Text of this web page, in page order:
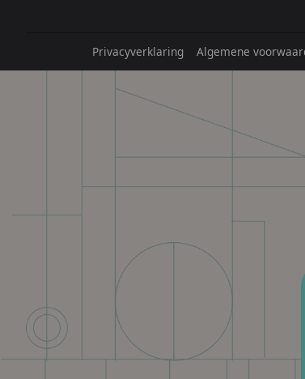
Privacyverklaring Algemene